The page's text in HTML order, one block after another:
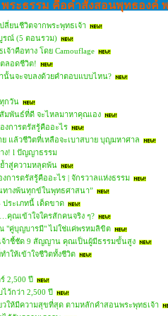
ระธรรม คือคำสั่งสอนพุทธองค์
ลี่ยนชีวิตจากพระพุทธเจ้า
รณ์ (5 ตอนรวม)
จ้าคือทาง โดย Camouflage
ลอดชีวิต!
นจะจบลงด้วยคำตอบแบบไหน?
กวัน
มพันธ์ที่ดี จะไหลมาหาคุณเอง
งการตรัสรู้คืออะไร
แล้วชีวิตที่เหลือจะเบาสบาย บุญมหาศาล
ง! l ปัญญาธรรม
ย้ำสู่ความหลุดพ้น
การตรัสรู้คืออะไร | จักรวาลแห่งธรรม
ทางพ้นทุกข์ในพุทธศาสนา”
ประเภทนี้ เด็ดขาด
คุณเข้าใจใครสักคนจริง ๆ?
"คู่บุญบารมี" ไม่ใช่แค่พรหมลิขิต
าชี้ชัด 9 สัญญาน คุณเป็นผู้มีธรรมขั้นสูง
ให้เข้าใจชีวิตทั้งชีวิต
2,500 ปี
ว้กว่า 2,500 ปี
ให้มีความสุขที่สุด ตามหลักคำสอนพระพุทธเจ้า